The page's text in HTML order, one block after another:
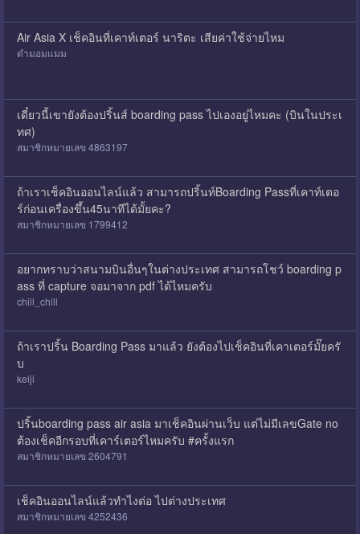
Air Asia X เช็คอินที่เคาท์เตอร์ นาริตะ เสียค่าใช้จ่ายไหม
ดำมอมแมม
เดี๋ยวนี้เขายังต้องปริ้นส์ boarding pass ไปเองอยู่ไหมคะ (บินในประเ
ทศ)
สมาชิกหมายเลข 4863197
ถ้าเราเช็คอินออนไลน์แล้ว สามารถปริ้นท์Boarding Passที่เคาท์เตอ
ร์ก่อนเครื่องขึ้น45นาทีได้มั้ยคะ?
สมาชิกหมายเลข 1799412
อยากทราบว่าสนามบินอื่นๆในต่างประเทศ สามารถโชว์ boarding p
ass ที่ capture จอมาจาก pdf ได้ไหมครับ
chill_chill
ถ้าเราปริ้น Boarding Pass มาแล้ว ยังต้องไปเช็คอินที่เคาเตอร์มั๊ยครั
บ
keiji
ปริ้นboarding pass air asia มาเช็คอินผ่านเว็บ แต่ไม่มีเลขGate no
ต้องเช็คอีกรอบที่เคาร์เตอร์ไหมครับ #ครั้งแรก
สมาชิกหมายเลข 2604791
เช็คอินออนไลน์แล้วทำไงต่อ ไปต่างประเทศ
สมาชิกหมายเลข 4252436